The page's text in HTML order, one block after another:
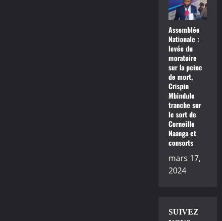
Assemblée
Nationale :
levée du
moratoire
sur la peine
de mort,
Crispin
Mbindule
tranche sur
le sort de
Corneille
Naanga et
consorts
mars 17,
2024
SUIVEZ